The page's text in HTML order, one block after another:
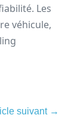
Les
véhicule,
suivant →